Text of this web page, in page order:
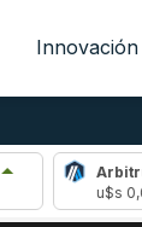
Innovación
Arbitrum (-